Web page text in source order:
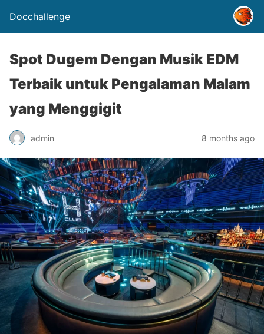
Docchallenge
Spot Dugem Dengan Musik EDM
Terbaik untuk Pengalaman Malam
yang Menggigit
admin 8 months ago